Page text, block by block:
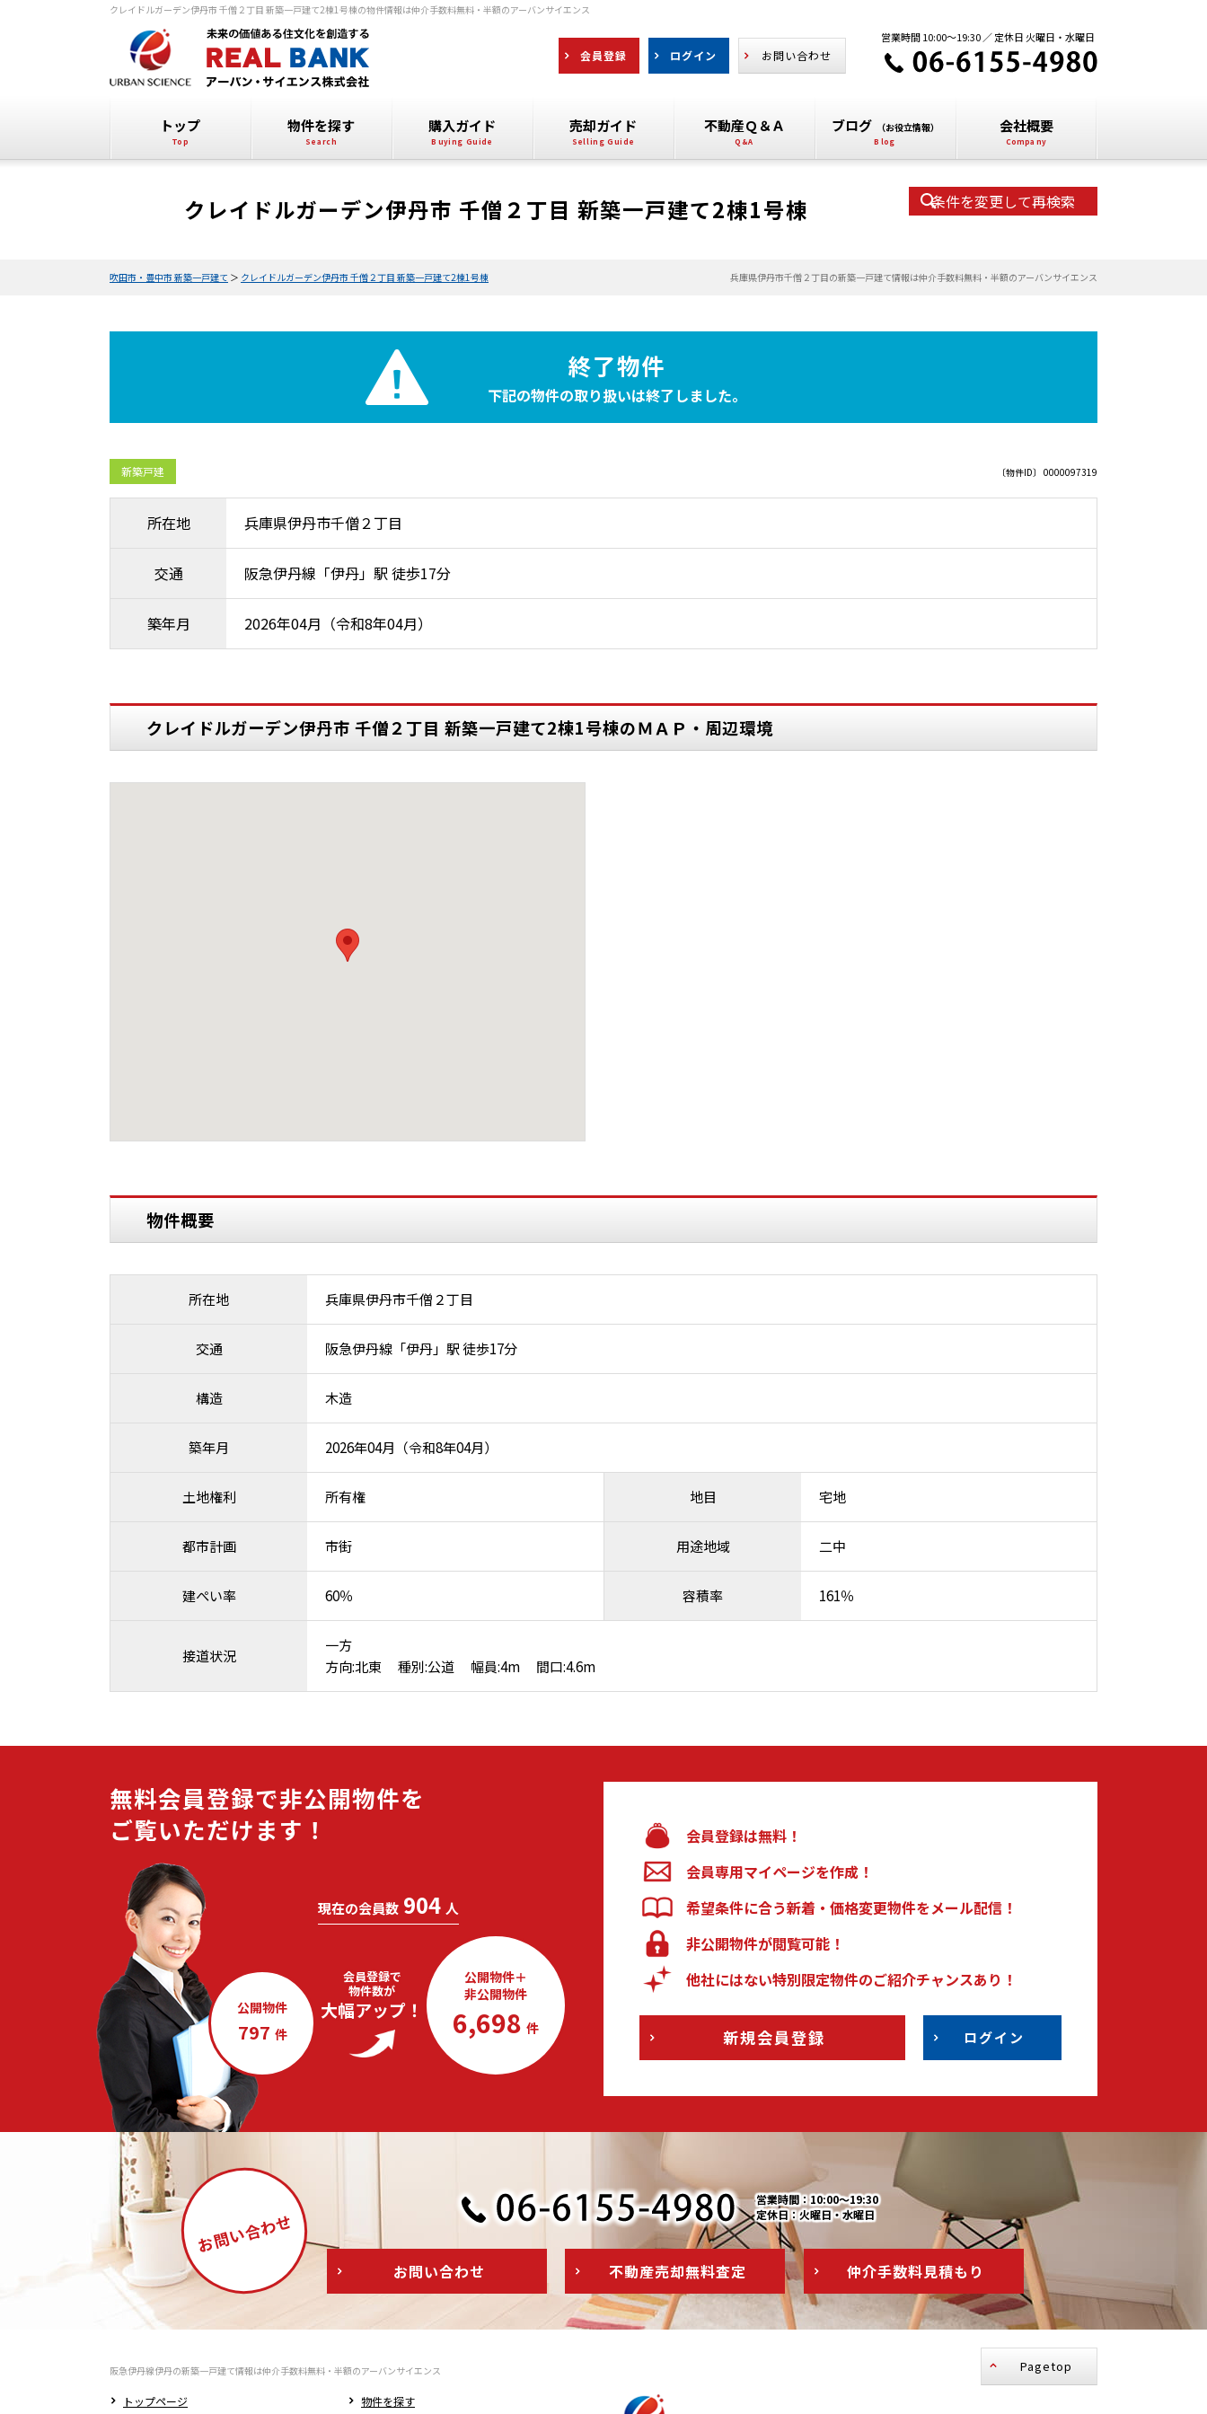
クレイドルガーデン伊丹市 千僧２丁目 新築一戸建て2棟1号棟の物件情報は仲介手数料無料・半額のアーバンサイエンス
会員登録 ログイン お問い合わせ
営業時間 10:00～19:30 ／ 定休日 火曜日・水曜日
トップ 物件を探す 購入ガイド 売却ガイド 不動産Ｑ＆Ａ ブログ （お役立情報） 会社概要
クレイドルガーデン伊丹市 千僧２丁目 新築一戸建て2棟1号棟 条件を変更して再検索
吹田市・豊中市 新築一戸建て ＞ クレイドルガーデン伊丹市 千僧２丁目 新築一戸建て2棟1号棟 兵庫県伊丹市千僧２丁目の新築一戸建て情報は仲介手数料無料・半額のアーバンサイエンス
終了物件
下記の物件の取り扱いは終了しました。
〔物件ID〕 0000097319
新築戸建
所在地 兵庫県伊丹市千僧２丁目
交通 阪急伊丹線「伊丹」駅 徒歩17分
築年月 2026年04月（令和8年04月）
クレイドルガーデン伊丹市 千僧２丁目 新築一戸建て2棟1号棟のＭＡＰ・周辺環境
物件概要
所在地 兵庫県伊丹市千僧２丁目
交通 阪急伊丹線「伊丹」駅 徒歩17分
構造 木造
築年月 2026年04月（令和8年04月）
土地権利 所有権 地目 宅地
都市計画 市街 用途地域 二中
建ぺい率 60％ 容積率 161％
接道状況
一方
方向:北東 種別:公道 幅員:4m 間口:4.6m
無料会員登録で非公開物件を
ご覧いただけます！
現在の会員数 904 人
会員登録で
物件数が
大幅アップ！
公開物件
797 件
公開物件＋
非公開物件
6,698 件
会員登録は無料！
会員専用マイページを作成！
希望条件に合う新着・価格変更物件をメール配信！
非公開物件が閲覧可能！
他社にはない特別限定物件のご紹介チャンスあり！
新規会員登録 ログイン
お問い合わせ
営業時間：10:00～19:30
定休日：火曜日・水曜日
お問い合わせ 不動産売却無料査定 仲介手数料見積もり
Pagetop
阪急伊丹線伊丹の新築一戸建て情報は仲介手数料無料・半額のアーバンサイエンス
トップページ 物件を探す